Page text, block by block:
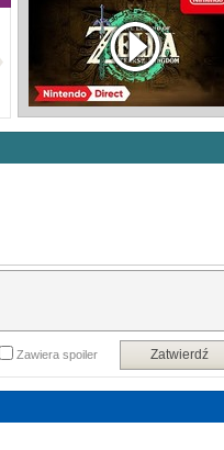
Zatwierdź
Zawiera spoiler